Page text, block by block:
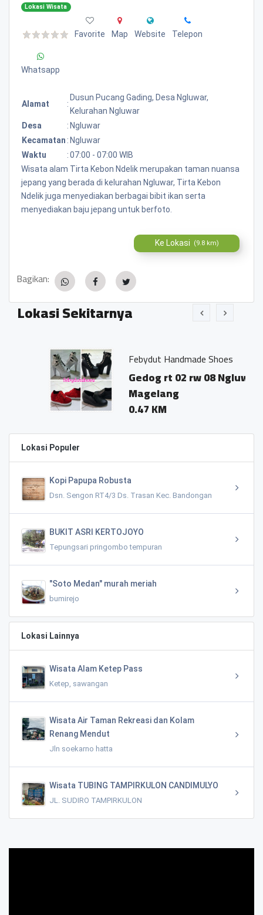
Lokasi Wisata
Favorite Map Website Telepon
Whatsapp
Alamat :
Dusun Pucang Gading, Desa Ngluwar,
Kelurahan Ngluwar
Desa
: Ngluwar
Kecamatan : Ngluwar
Waktu
:07:00 - 07:00 WIB
Wisata alam Tirta Kebon Ndelik merupakan taman nuansa
jepang yang berada di kelurahan Ngluwar, Tirta Kebon
Ndelik juga menyediakan berbagai bibit ikan serta
menyediakan baju jepang untuk berfoto.
Ke Lokasi (9.8 km)
Bagikan:
Lokasi Sekitarnya
Febydut Handmade Shoes
Gedog rt 02 rw 08 Ngluwar,
Magelang
0.47 KM
Lokasi Populer
Kopi Papupa Robusta
Dsn. Sengon RT4/3 Ds. Trasan Kec. Bandongan
BUKIT ASRI KERTOJOYO
Tepungsari pringombo tempuran
"Soto Medan" murah meriah
bumirejo
Lokasi Lainnya
Wisata Alam Ketep Pass
Ketep, sawangan
Wisata Air Taman Rekreasi dan Kolam
Renang Mendut
Jln soekarno hatta
Wisata TUBING TAMPIRKULON CANDIMULYO
JL. SUDIRO TAMPIRKULON